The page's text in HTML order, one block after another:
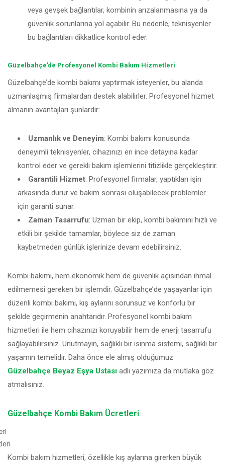
veya gevşek bağlantılar, kombinin arızalanmasına ya da
güvenlik sorunlarına yol açabilir. Bu nedenle, teknisyenler
bu bağlantıları dikkatlice kontrol eder.
Güzelbahçe’de Profesyonel Kombi Bakım Hizmetleri
Güzelbahçe’de kombi bakımı yaptırmak isteyenler, bu alanda
uzmanlaşmış firmalardan destek alabilirler. Profesyonel hizmet
almanın avantajları şunlardır:
Uzmanlık ve Deneyim: Kombi bakımı konusunda
deneyimli teknisyenler, cihazınızı en ince detayına kadar
kontrol eder ve gerekli bakım işlemlerini titizlikle gerçekleştirir.
Garantili Hizmet: Profesyonel firmalar, yaptıkları işin
arkasında durur ve bakım sonrası oluşabilecek problemler
için garanti sunar.
Zaman Tasarrufu: Uzman bir ekip, kombi bakımını hızlı ve
etkili bir şekilde tamamlar, böylece siz de zaman
kaybetmeden günlük işlerinize devam edebilirsiniz.
Kombi bakımı, hem ekonomik hem de güvenlik açısından ihmal
edilmemesi gereken bir işlemdir. Güzelbahçe’de yaşayanlar için
düzenli kombi bakımı, kış aylarını sorunsuz ve konforlu bir
şekilde geçirmenin anahtarıdır. Profesyonel kombi bakım
hizmetleri ile hem cihazınızı koruyabilir hem de enerji tasarrufu
sağlayabilirsiniz. Unutmayın, sağlıklı bir ısınma sistemi, sağlıklı bir
yaşamın temelidir. Daha önce ele almış olduğumuz
Güzelbahçe Beyaz Eşya Ustası adlı yazımıza da mutlaka göz
atmalısınız.
Güzelbahçe Kombi Bakım Ücretleri
Kombi bakım hizmetleri, özellikle kış aylarına girerken büyük